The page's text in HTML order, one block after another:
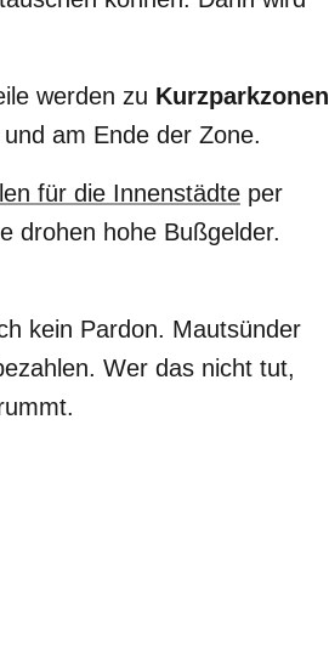
werden zu Kurzparkzonen
am Ende der Zone.
für die Innenstädte per
drohen hohe Bußgelder.
kein Pardon. Mautsünder
Wer das nicht tut,